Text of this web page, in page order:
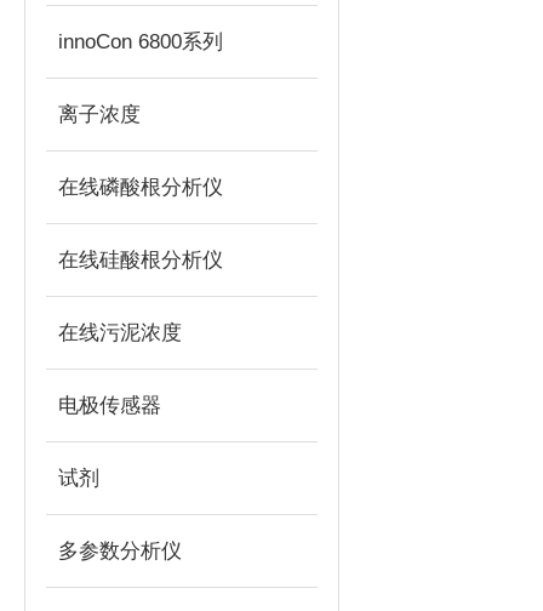
innoCon 6800系列
离子浓度
在线磷酸根分析仪
在线硅酸根分析仪
在线污泥浓度
电极传感器
试剂
多参数分析仪